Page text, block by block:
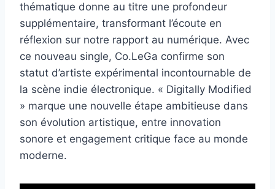
thématique donne au titre une profondeur
supplémentaire, transformant l’écoute en
réflexion sur notre rapport au numérique. Avec
ce nouveau single, Co.LeGa confirme son
statut d’artiste expérimental incontournable de
la scène indie électronique. « Digitally Modified
» marque une nouvelle étape ambitieuse dans
son évolution artistique, entre innovation
sonore et engagement critique face au monde
moderne.